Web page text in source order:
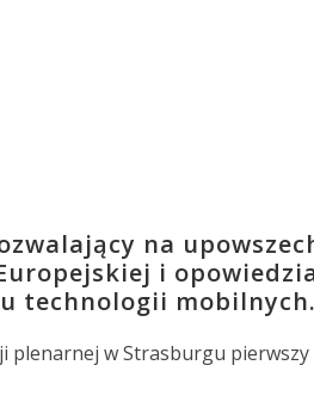
na
i
technologii mobilnych.
plenarnej w Strasburgu